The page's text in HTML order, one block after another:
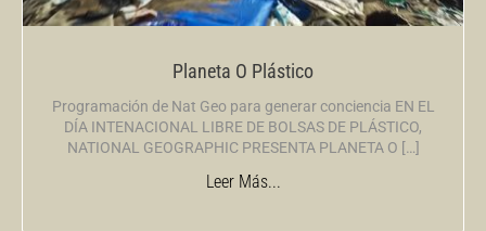
Planeta O Plástico
Programación de Nat Geo para generar conciencia EN EL
DÍA INTENACIONAL LIBRE DE BOLSAS DE PLÁSTICO,
NATIONAL GEOGRAPHIC PRESENTA PLANETA O […]
Leer Más...